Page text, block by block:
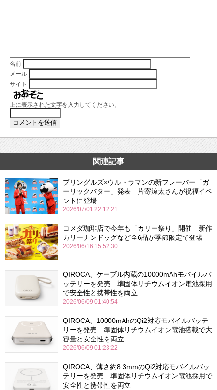
名前
メール
サイト
上に表示された文字を入力してください。
関連記事
プリングルズ×ウルトラマンの新フレーバー「ガ
ーリックバター」発表 片寄涼太さんが祝福イベ
ントに登場
2026/07/01 22:12:21
コメダ珈琲店で今年も「カリー祭り」開催 新作
カリーナンドッグなど全6品が季節限定で登場
2026/06/16 15:52:30
QIROCA、ケーブル内蔵の10000mAhモバイルバ
ッテリーを発売 準固体リチウムイオン電池採用
で安全性と携帯性を両立
2026/06/09 01:40:54
QIROCA、10000mAhのQi2対応モバイルバッテ
リーを発売 準固体リチウムイオン電池搭載で大
容量と安全性を両立
2026/06/09 01:23:22
QIROCA、薄さ約8.3mmのQi2対応モバイルバッ
テリーを発売 準固体リチウムイオン電池採用で
安全性と携帯性を両立